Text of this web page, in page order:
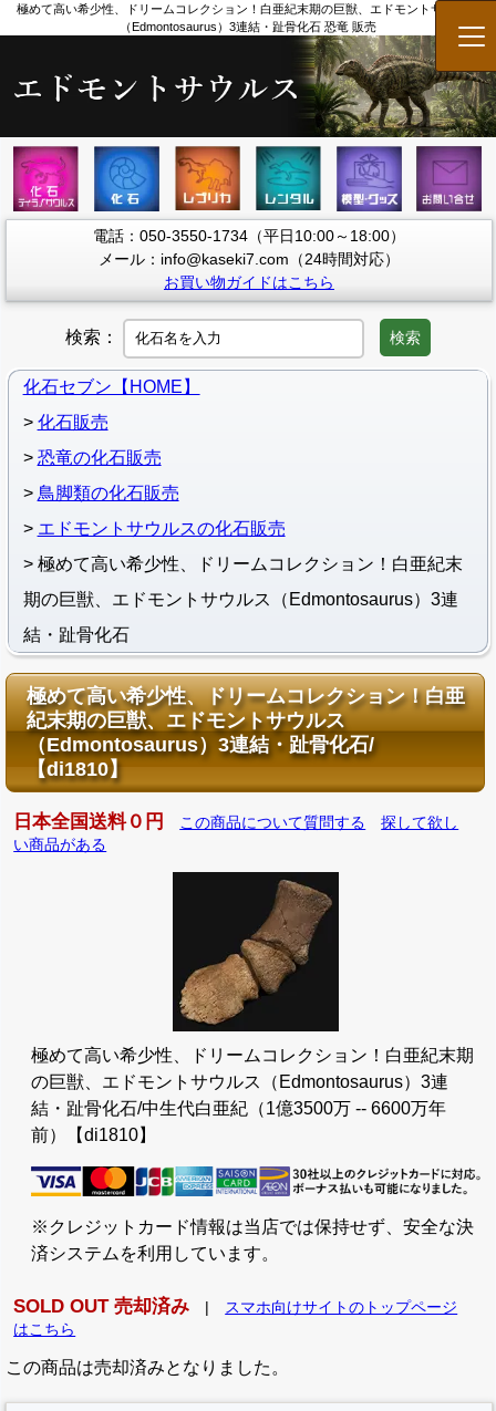
極めて高い希少性、ドリームコレクション！白亜紀末期の巨獣、エドモントサウルス
（Edmontosaurus）3連結・趾骨化石 恐竜 販売
メ
電話：050-3550-1734（平日10:00～18:00）
メール：info@kaseki7.com（24時間対応）
お買い物ガイドはこちら
検索： 検索
化石セブン【HOME】
化石販売
恐竜の化石販売
鳥脚類の化石販売
エドモントサウルスの化石販売
極めて高い希少性、ドリームコレクション！白亜紀末
期の巨獣、エドモントサウルス（Edmontosaurus）3連
結・趾骨化石
極めて高い希少性、ドリームコレクション！白亜
紀末期の巨獣、エドモントサウルス
（Edmontosaurus）3連結・趾骨化石/
【di1810】
日本全国送料０円 この商品について質問する
探して欲し
い商品がある
極めて高い希少性、ドリームコレクション！白亜紀末期
の巨獣、エドモントサウルス（Edmontosaurus）3連
結・趾骨化石/中生代白亜紀（1億3500万 -- 6600万年
前）【di1810】
※クレジットカード情報は当店では保持せず、安全な決
済システムを利用しています。
SOLD OUT 売却済み
スマホ向けサイトのトップページ
はこちら
この商品は売却済みとなりました。